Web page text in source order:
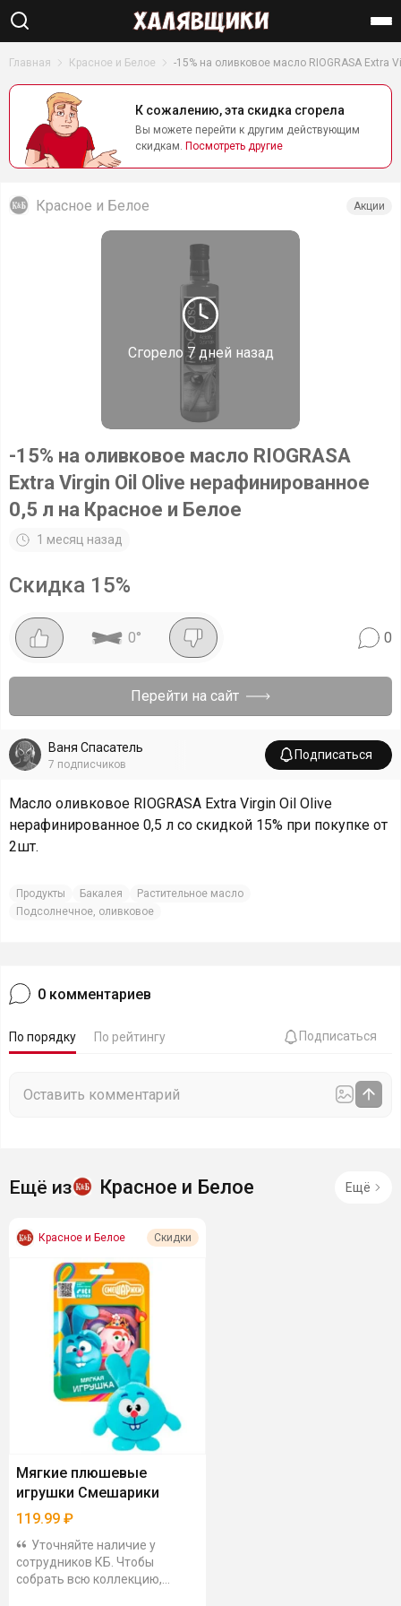
Найти
Главная Красное и Белое -15% на оливковое масло RIOGRASA Extra
К сожалению, эта скидка сгорела
Вы можете перейти к другим действующим
скидкам. Посмотреть другие
Сгорело7 дней назад
Красное и Белое Акции
-15% на оливковое масло RIOGRASA
Extra Virgin Oil Olive нерафинированное
0,5 л на Красное и Белое
1 месяц назад
Скидка 15%
0° 0
Перейти на сайт
Ваня Спасатель
7 подписчиков
Подписаться
Масло оливковое RIOGRASA Extra Virgin Oil Olive
нерафинированное 0,5 л со скидкой 15% при покупке от
2шт.
Продукты Бакалея
Растительное масло
Подсолнечное, оливковое
0 комментариев
По порядку По рейтингу Подписаться
Ещё из Красное и Белое Ещё
Красное и Белое Скидки
Мягкие плюшевые
игрушки Смешарики
119.99 ₽
Уточняйте наличие у
сотрудников КБ. Чтобы
собрать всю коллекцию,